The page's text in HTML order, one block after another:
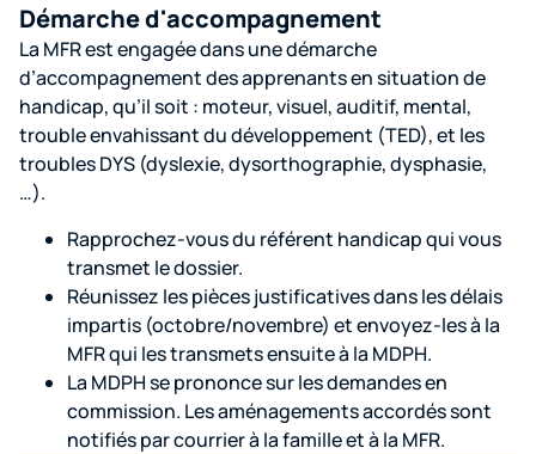
Démarche d'accompagnement
La MFR est engagée dans une démarche
d’accompagnement des apprenants en situation de
handicap, qu’il soit : moteur, visuel, auditif, mental,
trouble envahissant du développement (TED), et les
troubles DYS (dyslexie, dysorthographie, dysphasie,
…).
Rapprochez-vous du référent handicap qui vous
transmet le dossier.
Réunissez les pièces justificatives dans les délais
impartis (octobre/novembre) et envoyez-les à la
MFR qui les transmets ensuite à la MDPH.
La MDPH se prononce sur les demandes en
commission. Les aménagements accordés sont
notifiés par courrier à la famille et à la MFR.